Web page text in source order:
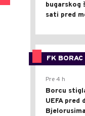
bugarskog
sati pred
FK BORAC
Pre 4 h
Borcu
UEFA pred